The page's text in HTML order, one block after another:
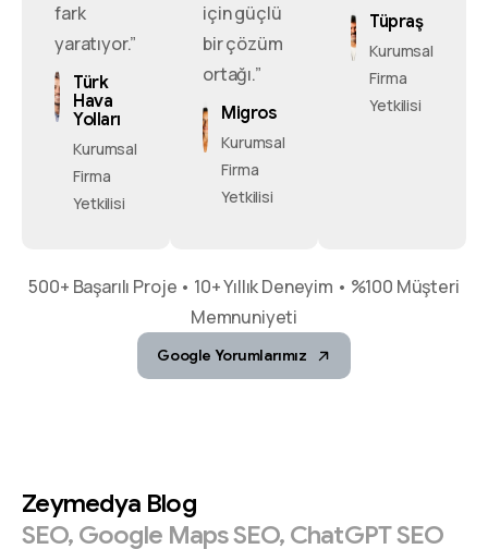
fark
yaratıyor.”
Türk
Hava
Yolları
Kurumsal
Firma
Yetkilisi
için güçlü
bir çözüm
ortağı.”
Migros
Kurumsal
Firma
Yetkilisi
Tüpraş
Kurumsal
Firma
Yetkilisi
500+ Başarılı Proje • 10+ Yıllık Deneyim • %100 Müşteri
Memnuniyeti
Google Yorumlarımız
Zeymedya Blog
SEO, Google MapsSEO, ChatGPTSEO